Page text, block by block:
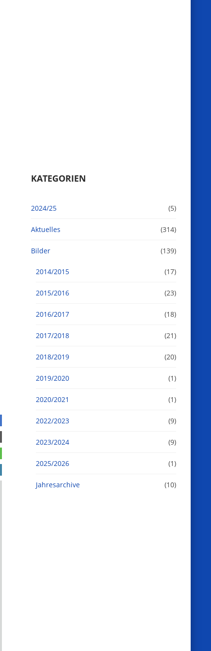
KATEGORIEN
2024/25 (5)
Aktuelles (314)
Bilder (139)
2014/2015 (17)
2015/2016 (23)
2016/2017 (18)
2017/2018 (21)
2018/2019 (20)
2019/2020 (1)
2020/2021 (1)
2022/2023 (9)
2023/2024 (9)
2025/2026 (1)
Jahresarchive (10)